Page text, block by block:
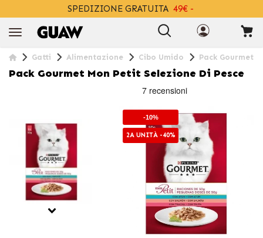
SPEDIZIONE GRATUITA 49€ -
Gatti Alimentazione Cibo Umido Pack Gourmet
Pack Gourmet Mon Petit Selezione Di Pesce
-10%
2A UNITÀ -40%